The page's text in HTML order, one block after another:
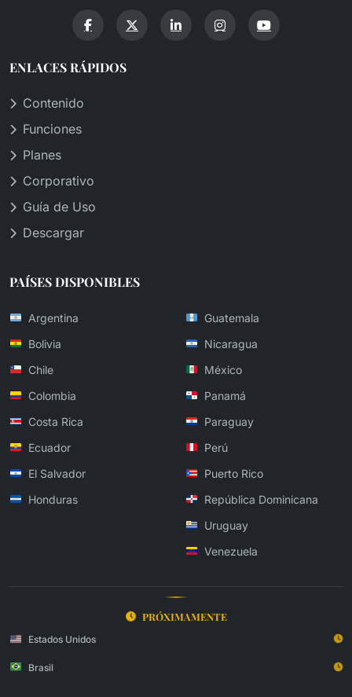
ENLACES RÁPIDOS
Contenido
Funciones
Planes
Corporativo
Guía de Uso
Descargar
PAÍSES DISPONIBLES
Argentina
Bolivia
Chile
Colombia
Costa Rica
Ecuador
El Salvador
Honduras
Guatemala
Nicaragua
México
Panamá
Paraguay
Perú
Puerto Rico
República Dominicana
Uruguay
Venezuela
PRÓXIMAMENTE
Estados Unidos
Brasil